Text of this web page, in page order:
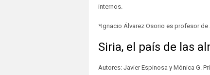
internos.
*Ignacio Álvarez Osorio es profesor
Siria, el país de las
Autores: Javier Espinosa y Mónica G.